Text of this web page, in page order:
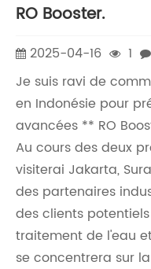
RO Booster.
2025-04-16 1
Je suis ravi de
en Indonésie pour
avancées ** RO
Au cours des deux
visiterai Jakarta,
des partenaires
des clients
traitement de l'eau
se concentrera sur